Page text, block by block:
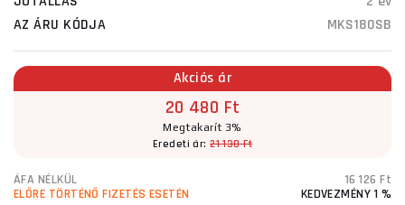
AZ ÁRU KÓDJA
MKS180SB
Akciós ár
20 480 Ft
Megtakarít 3%
Eredeti ár:21 130 Ft
ÁFA NÉLKÜL
16 126 Ft
ELŐRE TÖRTÉNŐ FIZETÉS ESETÉN
KEDVEZMÉNY 1 %